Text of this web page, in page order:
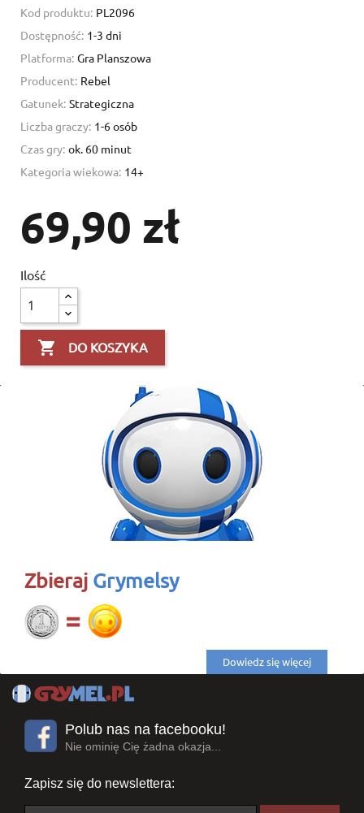
Kod produktu: PL2096
Dostępność: 1-3 dni
Platforma: Gra Planszowa
Producent: Rebel
Gatunek: Strategiczna
Liczba graczy: 1-6 osób
Czas gry: ok. 60 minut
Kategoria wiekowa: 14+
69,90 zł
Ilość
 DO KOSZYKA
Zbieraj Grymelsy
Dowiedz się więcej
Polub nas na facebooku!
Nie ominię Cię żadna okazja...
Zapisz się do newslettera: